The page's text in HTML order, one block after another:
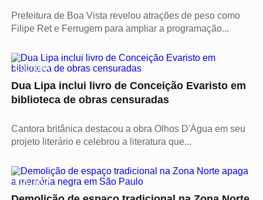
Prefeitura de Boa Vista revelou atrações de peso como
Filipe Ret e Ferrugem para ampliar a programação...
CULTURA
Dua Lipa inclui livro de Conceição Evaristo em
biblioteca de obras censuradas
Cantora britânica destacou a obra Olhos D'Água em seu
projeto literário e celebrou a literatura que...
POLÍTICA